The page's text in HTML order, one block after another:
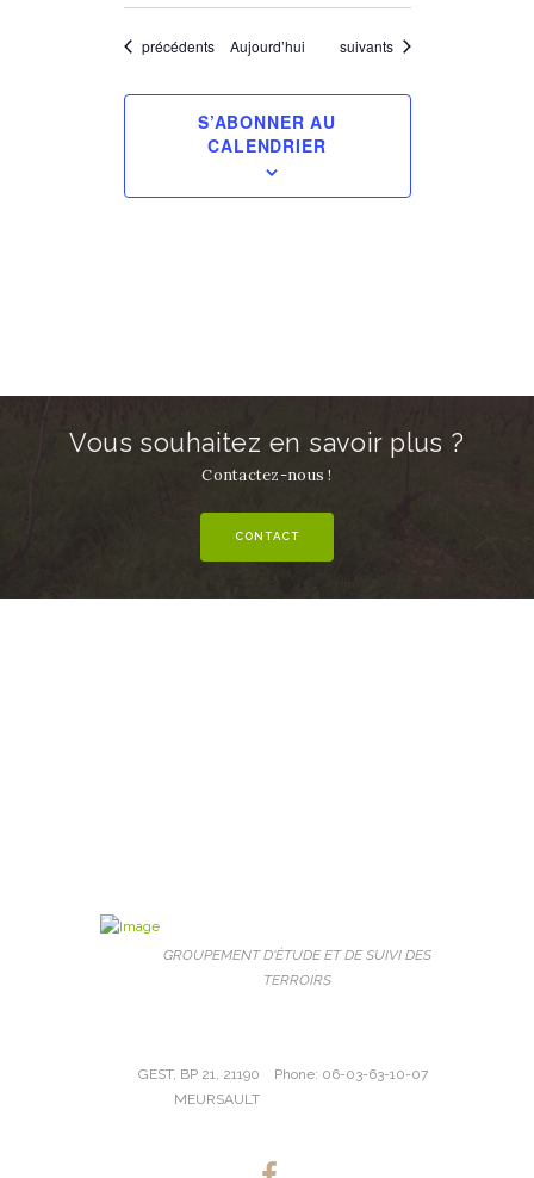
Évènements
précédents Aujourd’hui Évènements
suivants
S’ABONNER AU
CALENDRIER
Vous souhaitez en savoir plus ?
Contactez-nous !
CONTACT
GROUPEMENT D'ÉTUDE ET DE SUIVI DES
TERROIRS
Phone: 06-03-63-10-07
GEST, BP 21, 21190
MEURSAULT